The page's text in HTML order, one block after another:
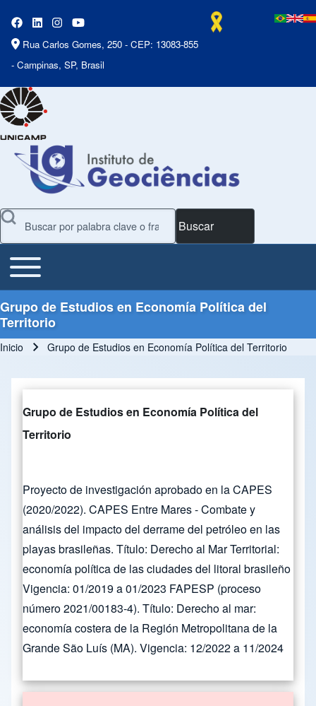
Rua Carlos Gomes, 250 - CEP: 13083-855
- Campinas, SP, Brasil
Buscar
Main Menu
Toggle main menu
Grupo de Estudios en Economía Política del
Territorio
Inicio Grupo de Estudios en Economía Política del Territorio
Grupo de Estudios en Economía Política del
Territorio
Proyecto de investigación aprobado en la CAPES
(2020/2022). CAPES Entre Mares - Combate y
análisis del impacto del derrame del petróleo en las
playas brasileñas. Título: Derecho al Mar Territorial:
economía política de las ciudades del litoral brasileño
Vigencia: 01/2019 a 01/2023 FAPESP (proceso
número 2021/00183-4). Título: Derecho al mar:
economía costera de la Región Metropolitana de la
Grande São Luís (MA). Vigencia: 12/2022 a 11/2024